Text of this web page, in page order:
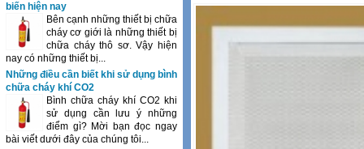
biến hiện nay
Bên cạnh những thiết bị chữa
cháy cơ giới là những thiết bị
chữa cháy thô sơ. Vậy hiện
nay có những thiết bị...
Những điều cần biết khi sử dụng bình
chữa cháy khí CO2
Bình chữa cháy khí CO2 khi
sử dụng cần lưu ý những
điểm gì? Mời bạn đọc ngay
bài viết dưới đây của chúng tôi...